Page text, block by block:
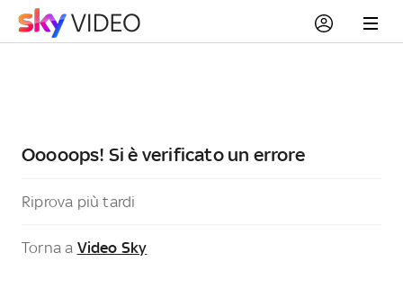
Ooooops! Si è verificato un errore
Riprova più tardi
Torna a Video Sky